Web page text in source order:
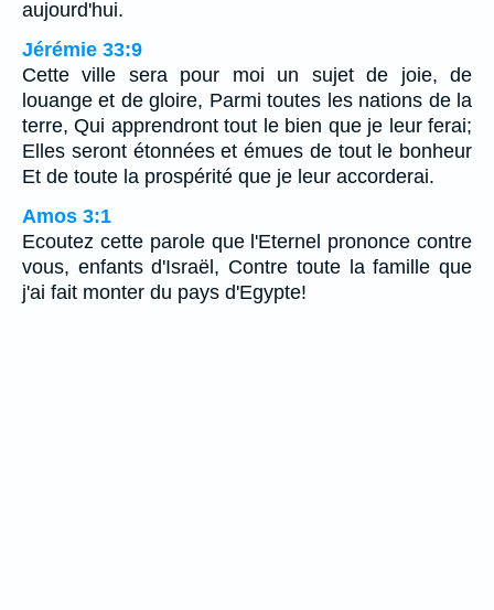
aujourd'hui.
Jérémie 33:9
Cette ville sera pour moi un sujet de joie, de
louange et de gloire, Parmi toutes les nations de la
terre, Qui apprendront tout le bien que je leur ferai;
Elles seront étonnées et émues de tout le bonheur
Et de toute la prospérité que je leur accorderai.
Amos 3:1
Ecoutez cette parole que l'Eternel prononce contre
vous, enfants d'Israël, Contre toute la famille que
j'ai fait monter du pays d'Egypte!